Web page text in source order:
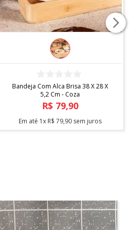
Bandeja Com Alca Brisa 38 X 28 X
5,2 Cm - Coza
R$ 79,90
Em até 1x R$ 79,90 sem juros